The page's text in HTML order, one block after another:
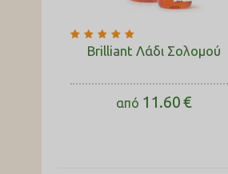
Brilliant Λάδι Σολομού
από 11.60€